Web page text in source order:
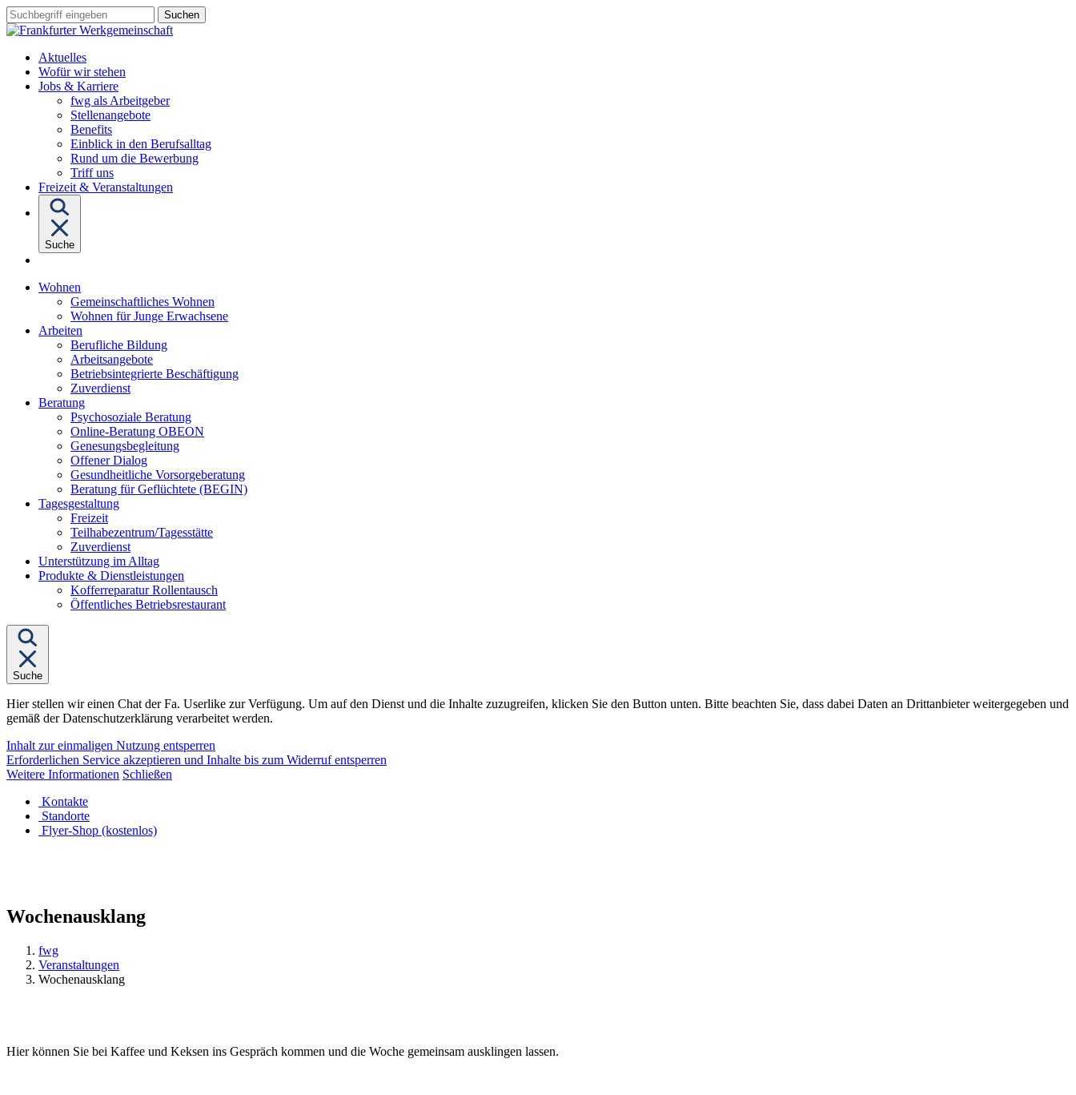
Sprungziel:
Zum
Sprungziel:
Zur
Sprungziel:
Zum
Suchbegriff
eingeben
Aktuelles
Wofür wir stehen
Jobs & KarriereUntermenü
von
"Jobs
&
fwg als Arbeitgeber
Stellenangebote
Benefits
Einblick in den Berufsalltag
Rund um die Bewerbung
Triff uns
Freizeit & Veranstaltungen
Suche
Wohnen
von
"Wohnen"
Gemeinschaftliches Wohnen
Wohnen für Junge Erwachsene
Arbeiten
von
"Arbeiten"
Berufliche Bildung
Arbeitsangebote
Betriebsintegrierte Beschäftigung
Zuverdienst
BeratungUntermenü
von
"Beratung"
Psychosoziale Beratung
Online-Beratung OBEON
Genesungsbegleitung
Offener Dialog
Gesundheitliche Vorsorgeberatung
Beratung für Geflüchtete (BEGIN)
TagesgestaltungUntermenü
"Tagesgestaltung"
Freizeit
Teilhabezentrum/Tagesstätte
Zuverdienst
Unterstützung im Alltag
Produkte & Dienstleistungen
von
"Produkte
&
Kofferreparatur Rollentausch
Öffentliches Betriebsrestaurant
Suche
Hier stellen wir einen Chat der Fa. Userlike zur Verfügung. Um auf den Dienst und die Inhalte zuzugreifen, klicken Sie den Button unten. Bitte beachten Sie, dass dabei Daten an Drittanbieter weitergegeben und
gemäß der Datenschutzerklärung verarbeitet werden.
Inhalt zur einmaligen Nutzung entsperren
Erforderlichen Service akzeptieren und Inhalte bis zum Widerruf entsperren
Weitere Informationen Schließen
Kontakte
Standorte
Flyer-Shop (kostenlos)
Wochenausklang
fwg
Veranstaltungen
Wochenausklang
Hier können Sie bei Kaffee und Keksen ins Gespräch kommen und die Woche gemeinsam ausklingen lassen.